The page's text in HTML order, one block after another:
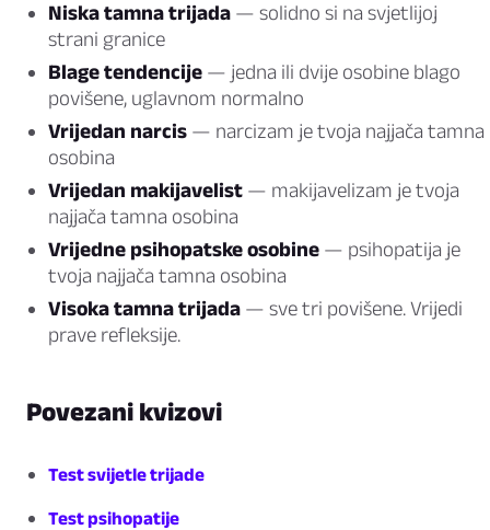
Niska tamna trijada — solidno si na svjetlijoj
strani granice
Blage tendencije — jedna ili dvije osobine blago
povišene, uglavnom normalno
Vrijedan narcis — narcizam je tvoja najjača tamna
osobina
Vrijedan makijavelist — makijavelizam je tvoja
najjača tamna osobina
Vrijedne psihopatske osobine — psihopatija je
tvoja najjača tamna osobina
Visoka tamna trijada — sve tri povišene. Vrijedi
prave refleksije.
Povezani kvizovi
Test svijetle trijade
Test psihopatije